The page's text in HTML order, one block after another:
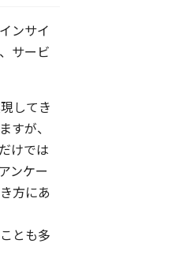
ンサイ
サービ
してき
すが、
けでは
ンケー
方にあ
とも多